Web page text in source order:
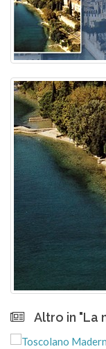
Altro in "La